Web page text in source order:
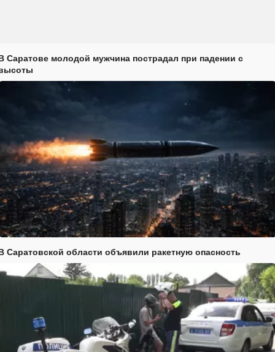
Саратове молодой мужчина пострадал при падении с
Саратовской области объявили ракетную опасность